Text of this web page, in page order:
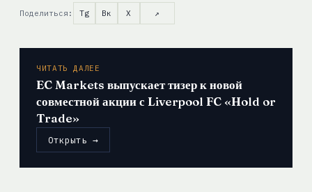
Поделиться: Tg Вк X ↗
ЧИТАТЬ ДАЛЕЕ
EC Markets выпускает тизер к новой
совместной акции с Liverpool FC «Hold or
Trade»
Открыть →